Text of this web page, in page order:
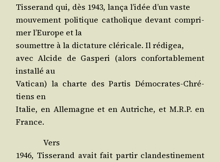
Tis­se­rand qui, dès 1943, lan­ça l’i­dée d’un vaste
mou­ve­ment poli­tique catho­lique devant com­pri­
mer l’Eu­rope et la
sou­mettre à la dic­ta­ture clé­ri­cale. Il rédigea,
avec Alcide de Gas­pe­ri (alors confor­ta­ble­ment
ins­tal­lé au
Vati­can) la charte des Par­tis Démo­crates-Chré­
tiens en
Ita­lie, en Alle­magne et en Autriche, et M.R.P. en
France.
Vers
1946, Tis­se­rand avait fait par­tir clan­des­ti­ne­ment